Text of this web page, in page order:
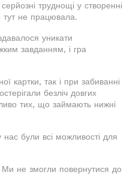
труднощі у створенні
тут не працювала.
уникати
завданням, і гра
картки, так і при забиванні
безліч довгих
тих, що займають нижні
були всі можливості для
не змогли повернутися до